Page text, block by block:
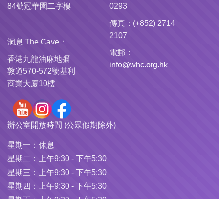
84號冠華園二字樓
洞息 The Cave：
香港九龍油麻地彌
敦道570-572號基利
商業大廈10樓
0293
傳真：(+852) 2714
2107
電郵：
info@whc.org.hk
辦公室開放時間 (公眾假期除外)
星期一： 休息
星期二：
上午9:30 - 下午5:30
星期三：
上午9:30 - 下午5:30
星期四：
上午9:30 - 下午5:30